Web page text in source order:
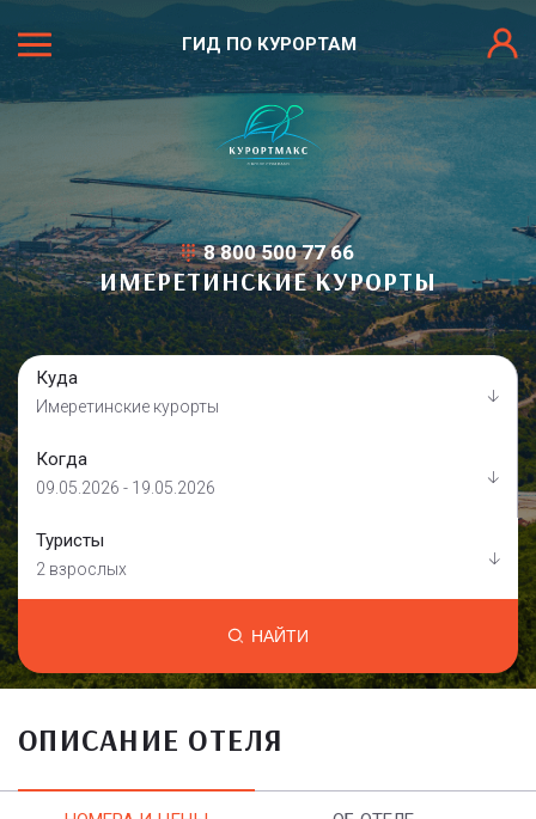
ГИД ПО КУРОРТАМ
8 800 500 77 66
ИМЕРЕТИНСКИЕ КУРОРТЫ
Куда
Имеретинские курорты
Когда
09.05.2026 - 19.05.2026
Туристы
2 взрослых
НАЙТИ
ОПИСАНИЕ ОТЕЛЯ